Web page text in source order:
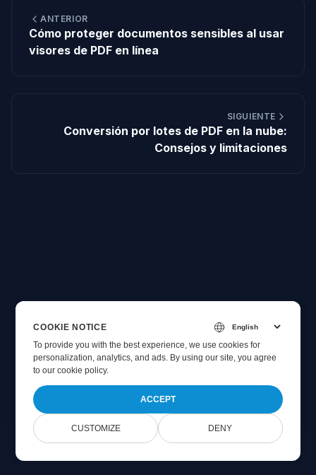
ANTERIOR
Cómo proteger documentos sensibles al usar
visores de PDF en línea
SIGUIENTE
Conversión por lotes de PDF en la nube:
Consejos y limitaciones
COOKIE NOTICE
To provide you with the best experience, we use cookies for
personalization, analytics, and ads. By using our site, you agree
toour cookie policy.
ACCEPT
CUSTOMIZE DENY